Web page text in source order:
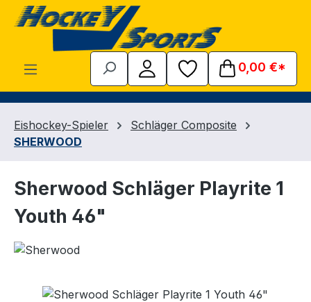
Zum Hauptinhalt springen
0,00 €*
Eishockey-Spieler
Schläger Composite
SHERWOOD
Sherwood Schläger Playrite 1
Youth 46"
Bildergalerie überspringen